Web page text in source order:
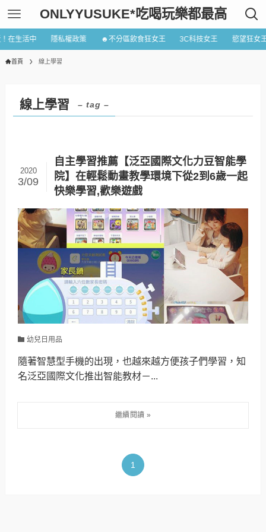
ONLYYUSUKE*吃喝玩樂都最高
在生活中 隱私權政策 ☻不分區飲食狂女王 3C科技女王 慾望狂女
首頁 線上學習
線上學習 – tag –
自主學習推薦【泛亞國際文化力豆智能學
院】在輕鬆動畫教學環境下從2到6歲一起
快樂學習,歡樂遊戲
2020
3/09
幼兒日用品
隨著智慧型手機的出現，也越來越方便孩子們學習，知
名泛亞國際文化推出智能教材－...
1